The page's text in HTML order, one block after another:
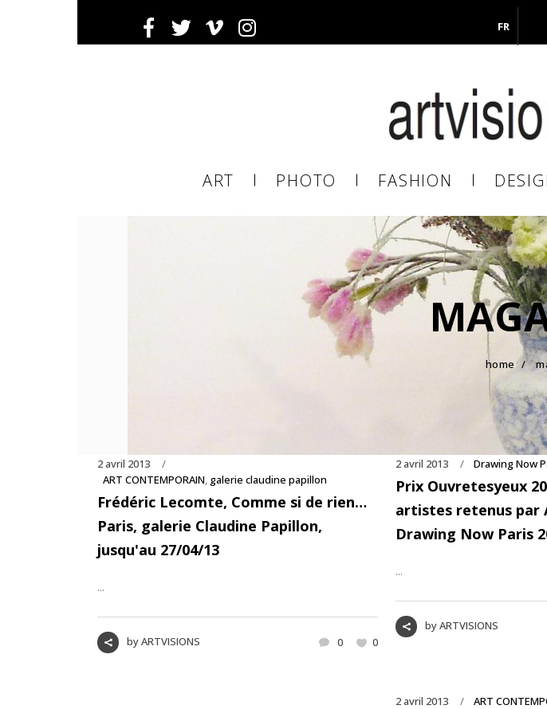
FR
ART PHOTO FASHION
home /
2 avril 2013
ART CONTEMPORAIN, galerie claudine papillon
Frédéric Lecomte, Comme si de rien…
Paris, galerie Claudine Papillon,
jusqu'au 27/04/13
...
byARTVISIONS 0 0
2 avril 2013 Drawing Now
Prix Ouvretesyeux
artistes retenus par
Drawing Now Paris
...
byARTVISIONS
2 avril 2013 ART
En continuant, vous acceptez de
email pour l’envoi de la Newsletter. En
tiers.